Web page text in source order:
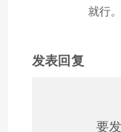
就行。
发表回复
要